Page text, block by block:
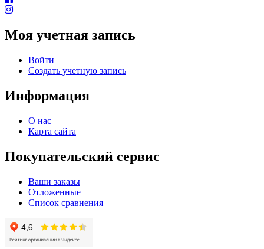
Моя учетная запись
Войти
Создать учетную запись
Информация
О нас
Карта сайта
Покупательский сервис
Ваши заказы
Отложенные
Список сравнения